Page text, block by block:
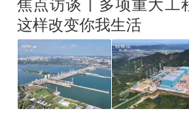
焦点访谈丨多项重大工
这样改变你我生活